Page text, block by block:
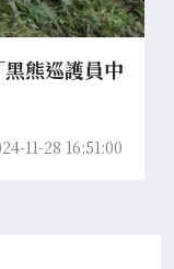
熊巡護員中
11-28 16:51:00